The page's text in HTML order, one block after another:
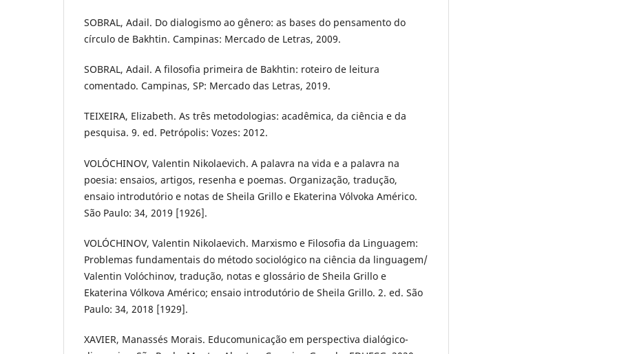
SOBRAL, Adail. Do dialogismo ao gênero: as bases do pensamento do
círculo de Bakhtin. Campinas: Mercado de Letras, 2009.
SOBRAL, Adail. A filosofia primeira de Bakhtin: roteiro de leitura
comentado. Campinas, SP: Mercado das Letras, 2019.
TEIXEIRA, Elizabeth. As três metodologias: acadêmica, da ciência e da
pesquisa. 9. ed. Petrópolis: Vozes: 2012.
VOLÓCHINOV, Valentin Nikolaevich. A palavra na vida e a palavra na
poesia: ensaios, artigos, resenha e poemas. Organização, tradução,
ensaio introdutório e notas de Sheila Grillo e Ekaterina Vólvoka Américo.
São Paulo: 34, 2019 [1926].
VOLÓCHINOV, Valentin Nikolaevich. Marxismo e Filosofia da Linguagem:
Problemas fundamentais do método sociológico na ciência da linguagem/
Valentin Volóchinov, tradução, notas e glossário de Sheila Grillo e
Ekaterina Vólkova Américo; ensaio introdutório de Sheila Grillo. 2. ed. São
Paulo: 34, 2018 [1929].
XAVIER, Manassés Morais. Educomunicação em perspectiva dialógico-